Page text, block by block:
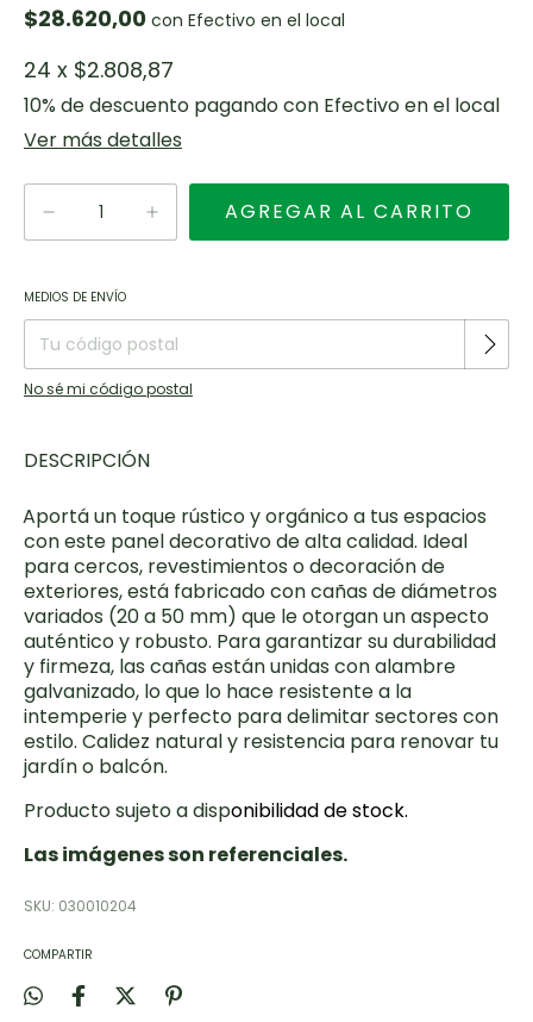
$28.620,00 con Efectivo en el local
24 x $2.808,87
10% de descuento pagando con Efectivo en el local
Ver más detalles
Entregas para el CP:
MEDIOS DE ENVÍO
No sé mi código postal
DESCRIPCIÓN
Aportá un toque rústico y orgánico a tus espacios
con este panel decorativo de alta calidad. Ideal
para cercos, revestimientos o decoración de
exteriores, está fabricado con cañas de diámetros
variados (20 a 50 mm) que le otorgan un aspecto
auténtico y robusto. Para garantizar su durabilidad
y firmeza, las cañas están unidas con alambre
galvanizado, lo que lo hace resistente a la
intemperie y perfecto para delimitar sectores con
estilo. Calidez natural y resistencia para renovar tu
jardín o balcón.
Producto sujeto a disponibilidad de stock.
Las imágenes son referenciales.
SKU: 030010204
COMPARTIR